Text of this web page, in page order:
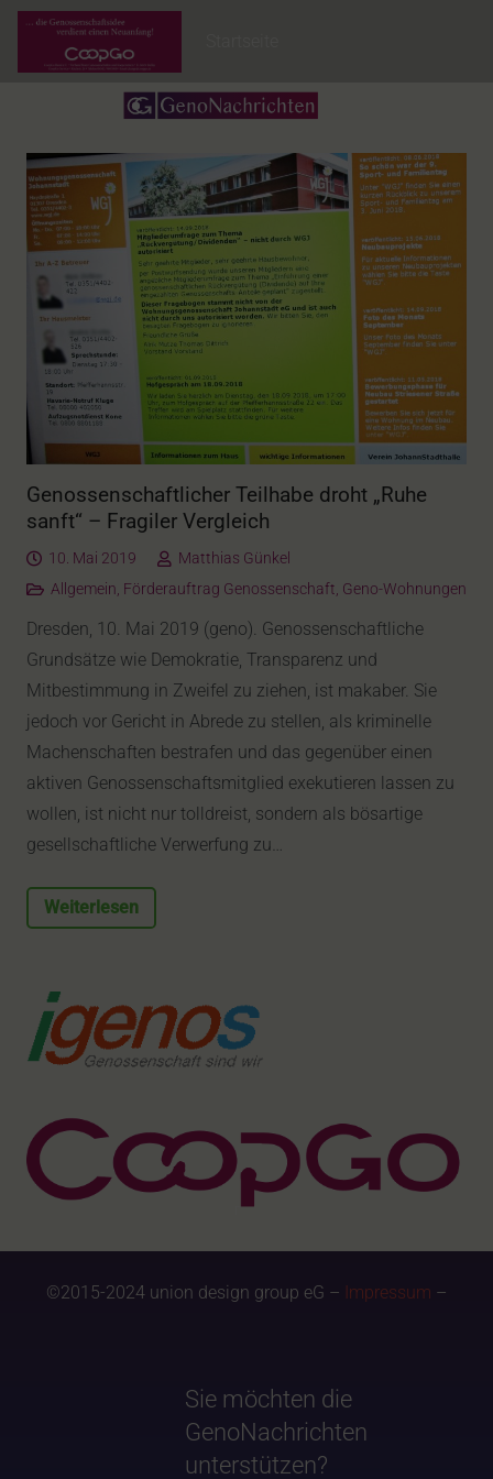
Genossenschaftlicher Teilhabe droht „Ruhe
sanft“ – Fragiler Vergleich
10. Mai 2019
Matthias Günkel
Allgemein, Förderauftrag Genossenschaft, Geno-Wohnungen
Dresden, 10. Mai 2019 (geno). Genossenschaftliche
Grundsätze wie Demokratie, Transparenz und
Mitbestimmung in Zweifel zu ziehen, ist makaber. Sie
jedoch vor Gericht in Abrede zu stellen, als kriminelle
Machenschaften bestrafen und das gegenüber einen
aktiven Genossenschaftsmitglied exekutieren lassen zu
wollen, ist nicht nur tolldreist, sondern als bösartige
gesellschaftliche Verwerfung zu…
Weiterlesen
©2015-2024 union design group eG – Impressum –
Sie möchten die
GenoNachrichten
unterstützen?